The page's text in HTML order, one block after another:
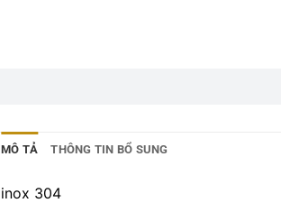
MÔ TẢ THÔNG TIN BỔ SUNG
inox 304